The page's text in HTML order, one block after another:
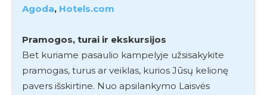
Agoda, Hotels.com
Pramogos, turai ir ekskursijos
Bet kuriame pasaulio kampelyje užsisakykite
pramogas, turus ar veiklas, kurios Jūsų kelionę
pavers išskirtine. Nuo apsilankymo Laisvės